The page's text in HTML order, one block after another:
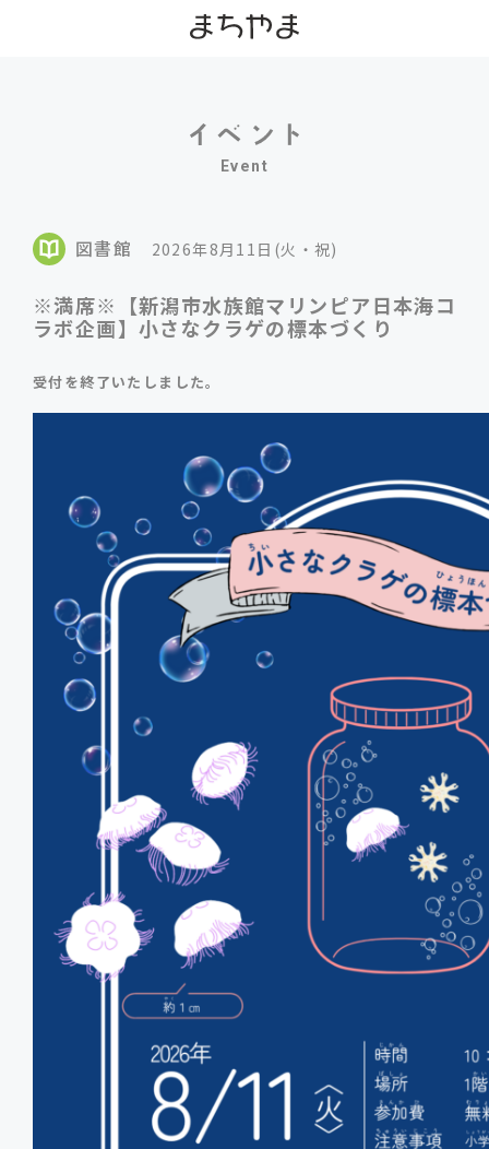
Event
図書館 2026年8月11日(火・祝)
※満席※【新潟市水族館マリンピア日本海コ
ラボ企画】小さなクラゲの標本づくり
受付を終了いたしました。